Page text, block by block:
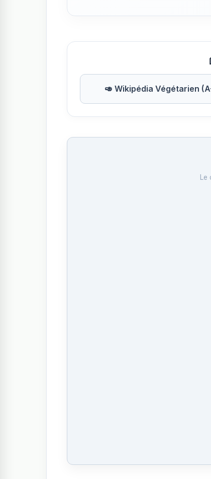
🥑 Wikipédia Végétarien
Le